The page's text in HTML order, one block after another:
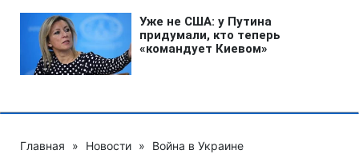
Главная » Новости » Война в Украине